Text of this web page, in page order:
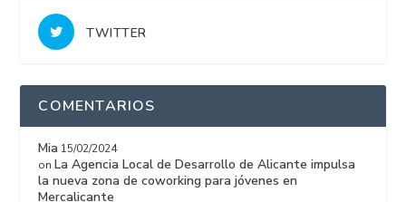
TWITTER
COMENTARIOS
Mia 15/02/2024
on La Agencia Local de Desarrollo de Alicante impulsa
la nueva zona de coworking para jóvenes en
Mercalicante